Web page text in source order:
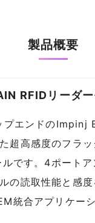
製品概要
RFIDリーダ
プエンドのImpinj
超高感度のフラ
です。4ポートア
の読取性能と感
統合アプリケー